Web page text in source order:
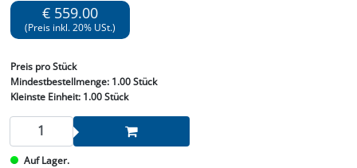
€ 559.00
(Preis inkl. 20% USt.)
Preis pro Stück
Mindestbestellmenge: 1.00 Stück
Kleinste Einheit:1.00 Stück
Auf Lager.